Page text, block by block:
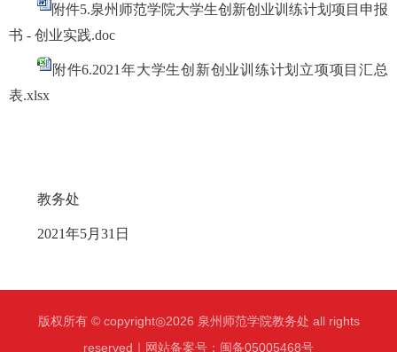
附件5.泉州师范学院大学生创新创业训练计划项目申报
书 - 创业实践.doc
附件6.2021年大学生创新创业训练计划立项项目汇总
表.xlsx
教务处
2021年5月 31 日
版权所有 © copyright◎2026 泉州师范学院教务处 all rights
reserved｜网站备案号：闽备05005468号